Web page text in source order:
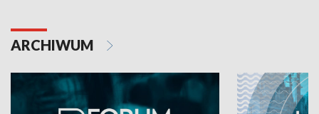
ARCHIWUM